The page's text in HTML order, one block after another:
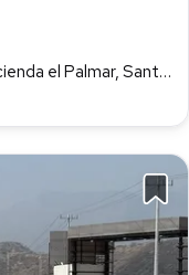
Carretera Monterrey Saltillo 4000, Hacienda el Palmar, Santa Catarina